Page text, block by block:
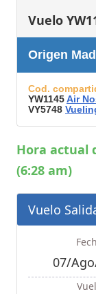
Vuelo
Origen
Cod.
YW1145Air
VY5748
Hora actual
(6:28 am)
Vuelo
07/